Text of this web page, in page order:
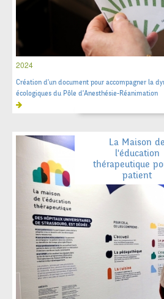
2024
Création d'un document pour accompagner la
écologiques du Pôle d'Anesthésie-Réanimation
La Maison de
l'éducation
thérapeutique
patient